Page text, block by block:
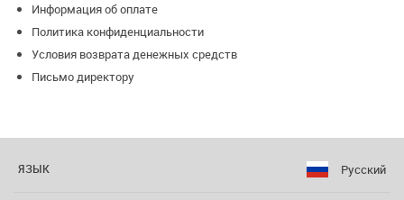
Информация об оплате
Политика конфиденциальности
Условия возврата денежных средств
Письмо директору
ЯЗЫК Русский